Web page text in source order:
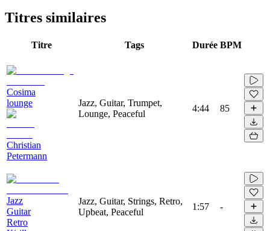
Titres similaires
Titre Tags Durée BPM
Cosima
lounge
Christian
Petermann
Jazz, Guitar, Trumpet,
Lounge, Peaceful
4:44 85
Jazz
Guitar
Retro
Jazz, Guitar, Strings, Retro,
Upbeat, Peaceful
1:57 -